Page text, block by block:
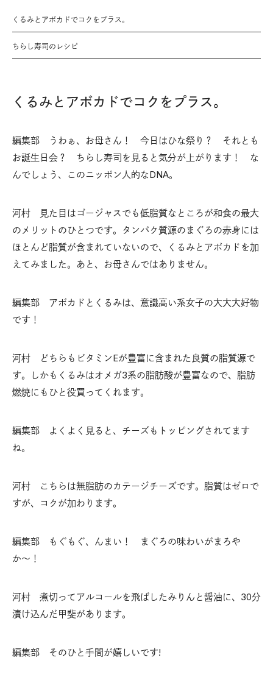
くるみとアボカドでコクをプラス。
ちらし寿司のレシピ
くるみとアボカドでコクをプラス。
編集部 うわぁ、お母さん！ 今日はひな祭り？ それとも
お誕生日会？ ちらし寿司を見ると気分が上がります！ な
んでしょう、このニッポン人的なDNA。
河村 見た目はゴージャスでも低脂質なところが和食の最大
のメリットのひとつです。タンパク質源のまぐろの赤身には
ほとんど脂質が含まれていないので、くるみとアボカドを加
えてみました。あと、お母さんではありません。
編集部 アボカドとくるみは、意識高い系女子の大大大好物
です！
河村 どちらもビタミンEが豊富に含まれた良質の脂質源で
す。しかもくるみはオメガ3系の脂肪酸が豊富なので、脂肪
燃焼にもひと役買ってくれます。
編集部 よくよく見ると、チーズもトッピングされてます
ね。
河村 こちらは無脂肪のカテージチーズです。脂質はゼロで
すが、コクが加わります。
編集部 もぐもぐ、んまい！ まぐろの味わいがまろや
か〜！
河村 煮切ってアルコールを飛ばしたみりんと醤油に、30分
漬け込んだ甲斐があります。
編集部 そのひと手間が嬉しいです!